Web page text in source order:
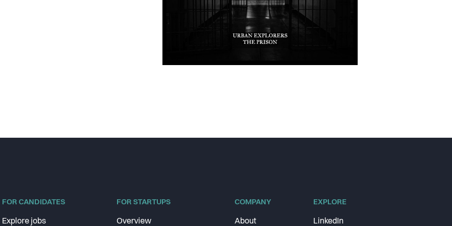
FOR CANDIDATES
Explore jobs
FOR STARTUPS
Overview
COMPANY
About
EXPLORE
LinkedIn